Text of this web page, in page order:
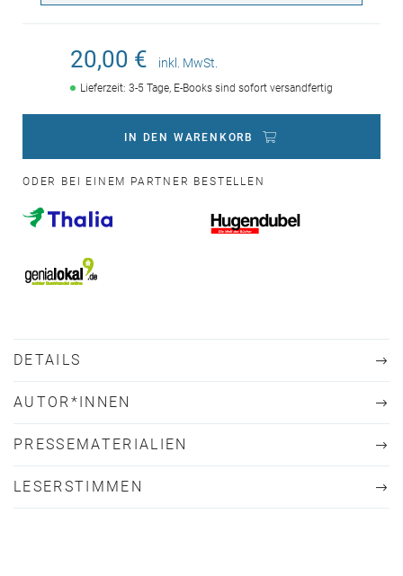
20,00 € inkl. MwSt.
Lieferzeit: 3-5 Tage, E-Books sind sofort versandfertig
IN DEN WARENKORB
ODER BEI EINEM PARTNER BESTELLEN
DETAILS
AUTOR*INNEN
PRESSEMATERIALIEN
LESERSTIMMEN